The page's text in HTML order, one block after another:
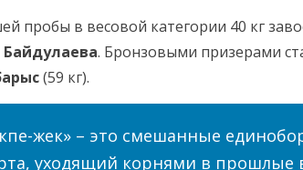
пробы в весовой категории 40 кг
. Бронзовыми призерами
(59 кг).
жек» – это смешанные
уходящий корнями в прошлые